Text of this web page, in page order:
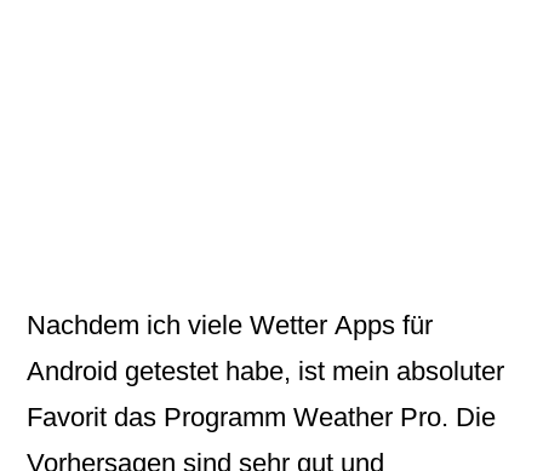
Nachdem ich vieleWetter Apps für
Android getestet habe, ist mein absoluter
Favorit das ProgrammWeather Pro. Die
Vorhersagen sind sehr gut und